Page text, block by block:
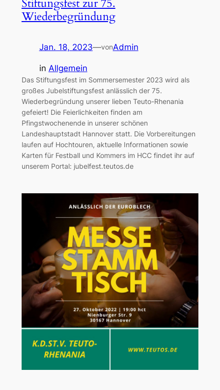
Stiftungsfest zur 75.
Wiederbegründung
Jan. 18, 2023—vonAdmin
in Allgemein
Das Stiftungsfest im Sommersemester 2023 wird als
großes Jubelstiftungsfest anlässlich der 75.
Wiederbegründung unserer lieben Teuto-Rhenania
gefeiert! Die Feierlichkeiten finden am
Pfingstwochenende in unserer schönen
Landeshauptstadt Hannover statt. Die Vorbereitungen
laufen auf Hochtouren, aktuelle Informationen sowie
Karten für Festball und Kommers im HCC findet ihr auf
unserem Portal: jubelfest.teutos.de